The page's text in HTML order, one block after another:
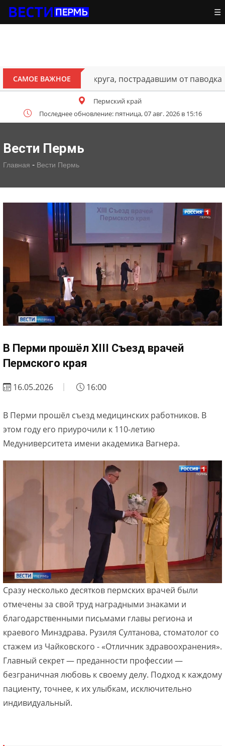
☰
САМОЕ ВАЖНОЕ В Перми открыт для движения
Пермский край
Последнее обновление: пятница, 07 авг. 2026 в 15:16
Вести Пермь
Главная - Вести Пермь
В Перми прошёл XIII Съезд врачей
Пермского края
16.05.2026 16:00
В Перми прошёл съезд медицинских работников. В
этом году его приурочили к 110-летию
Медуниверситета имени академика Вагнера.
Сразу несколько десятков пермских врачей были
отмечены за свой труд наградными знаками и
благодарственными письмами главы региона и
краевого Минздрава. Рузиля Султанова, стоматолог со
стажем из Чайковского - «Отличник здравоохранения».
Главный секрет — преданности профессии —
безграничная любовь к своему делу. Подход к каждому
пациенту, точнее, к их улыбкам, исключительно
индивидуальный.